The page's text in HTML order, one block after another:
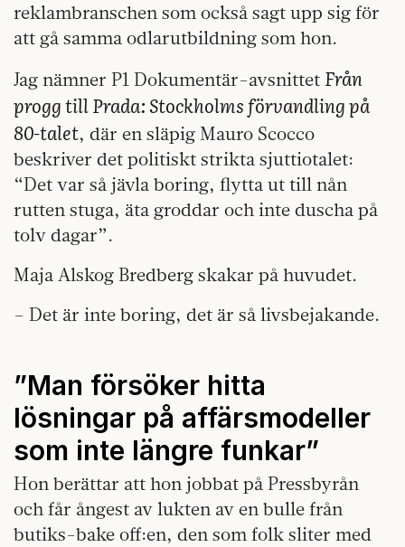
reklambranschen som också sagt upp sig för
att gå samma odlarutbildning som hon.
Jag nämner P1 Dokumentär-avsnittet Från
progg till Prada: Stockholms förvandling på
80-talet, där en släpig Mauro Scocco
beskriver det politiskt strikta sjuttiotalet:
“Det var så jävla boring, flytta ut till nån
rutten stuga, äta groddar och inte duscha på
tolv dagar”.
Maja Alskog Bredberg skakar på huvudet.
– Det är inte boring, det är så livsbejakande.
”Man försöker hitta
lösningar på affärsmodeller
som inte längre funkar”
Hon berättar att hon jobbat på Pressbyrån
och får ångest av lukten av en bulle från
butiks-bake off:en, den som folk sliter med